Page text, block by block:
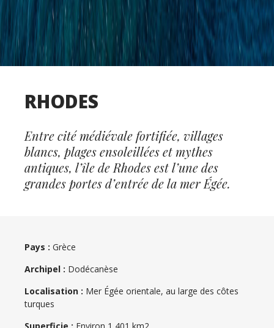
RHODES
Entre cité médiévale fortifiée, villages
blancs, plages ensoleillées et mythes
antiques, l’île de Rhodes est l’une des
grandes portes d’entrée de la mer Égée.
Pays : Grèce
Archipel : Dodécanèse
Localisation : Mer Égée orientale, au large des côtes
turques